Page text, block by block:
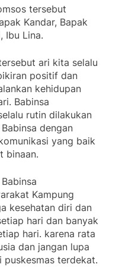
tersebut
Kandar, Bapak
Ibu Lina.
ari kita selalu
positif dan
kehidupan
Babinsa
rutin dilakukan
dengan
yang baik
binaan.
Kampung
kesehatan diri dan
hari dan banyak
hari. karena rata
dan jangan lupa
puskesmas terdekat.